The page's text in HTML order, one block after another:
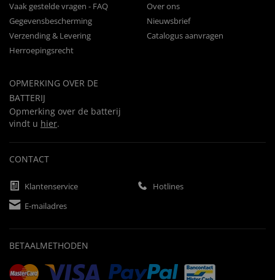
Vaak gestelde vragen - FAQ
Gegevensbescherming
Verzending & Levering
Herroepingsrecht
OPMERKING OVER DE
BATTERIJ
Opmerking over de batterij
vindt u hier.
Over ons
Nieuwsbrief
Catalogus aanvragen
CONTACT
Klantenservice
Hotlines
E-mailadres
BETAALMETHODEN